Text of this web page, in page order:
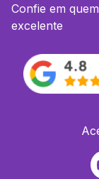
Confie em
excelente